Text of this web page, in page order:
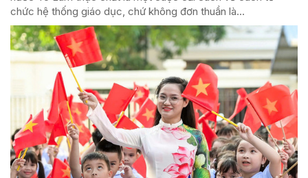
chức hệ thống giáo dục, chứ không đơn thuần là...